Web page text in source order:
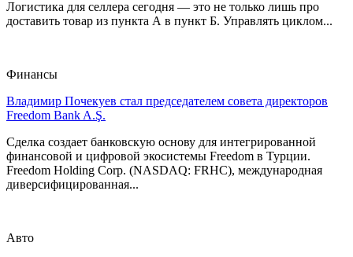
Логистика для селлера сегодня — это не только лишь про
доставить товар из пункта А в пункт Б. Управлять циклом...
Финансы
Владимир Почекуев стал председателем совета директоров
Freedom Bank A.Ş.
Сделка создает банковскую основу для интегрированной
финансовой и цифровой экосистемы Freedom в Турции.
Freedom Holding Corp. (NASDAQ: FRHC), международная
диверсифицированная...
Авто